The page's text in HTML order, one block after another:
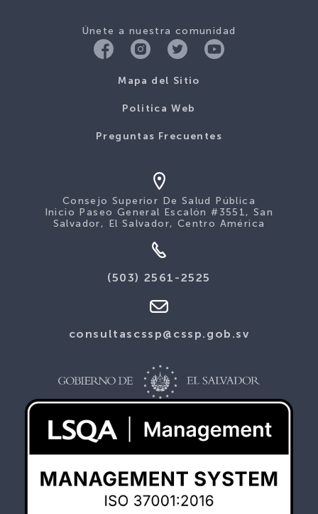
Únete a nuestra comunidad
Mapa del Sitio
Politica Web
Preguntas Frecuentes
Consejo Superior De Salud Pública
Inicio Paseo General Escalón #3551, San
Salvador, El Salvador, Centro América
(503) 2561-2525
consultascssp@cssp.gob.sv